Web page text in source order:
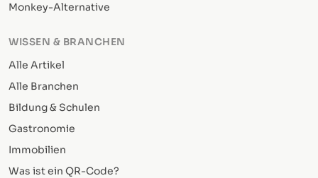
Monkey-Alternative
WISSEN & BRANCHEN
Alle Artikel
Alle Branchen
Bildung & Schulen
Gastronomie
Immobilien
Was ist ein QR-Code?